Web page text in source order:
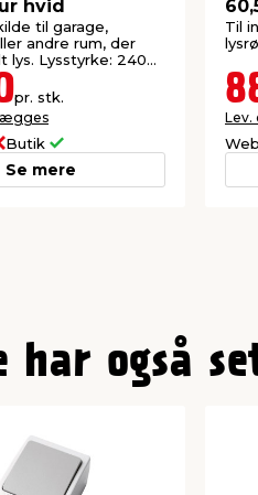
hvid
til garage,
andre rum, der
lys. Lysstyrke: 2400
pr. stk.
Butik
Se mere
Til
har også